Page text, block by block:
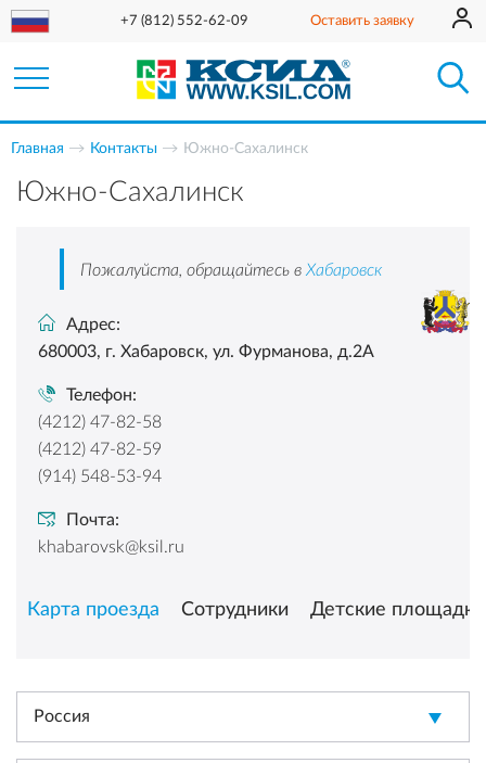
+7 (812) 552-62-09 Оставить заявку
Главная Контакты Южно-Сахалинск
Южно-Сахалинск
Пожалуйста, обращайтесь в Хабаровск
Адрес:
680003, г. Хабаровск, ул. Фурманова, д.2А
Телефон:
(4212) 47-82-58
(4212) 47-82-59
(914) 548-53-94
Почта:
khabarovsk@ksil.ru
Карта проезда Сотрудники Детские площадки
Россия